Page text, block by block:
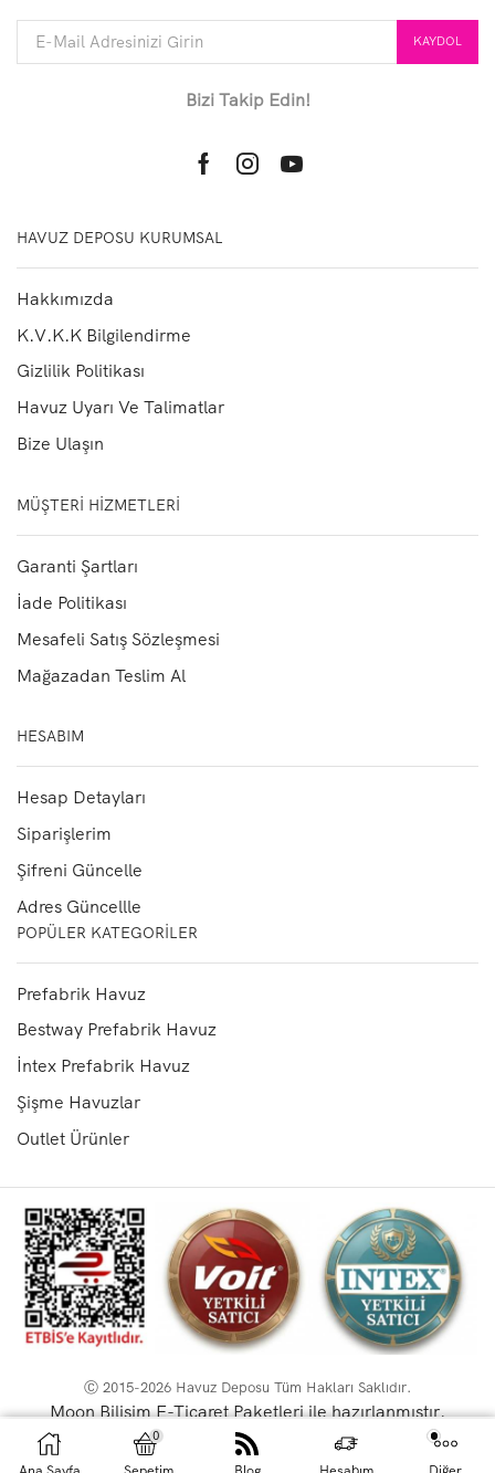
Bizi Takip Edin!
Facebook
Instagram
Youtube
HAVUZ DEPOSU KURUMSAL
Hakkımızda
K.V.K.K Bilgilendirme
Gizlilik Politikası
Havuz Uyarı Ve Talimatlar
Bize Ulaşın
MÜŞTERI HIZMETLERI
Garanti Şartları
İade Politikası
Mesafeli Satış Sözleşmesi
Mağazadan Teslim Al
HESABIM
Hesap Detayları
Siparişlerim
Şifreni Güncelle
Adres Güncellle
POPÜLER KATEGORILER
Prefabrik Havuz
Bestway Prefabrik Havuz
İntex Prefabrik Havuz
Şişme Havuzlar
Outlet Ürünler
Ⓒ 2015-2026 Havuz Deposu Tüm Hakları Saklıdır.
Moon Bilişim E-Ticaret Paketleri ile hazırlanmıştır.
SEPETE EKLE
0